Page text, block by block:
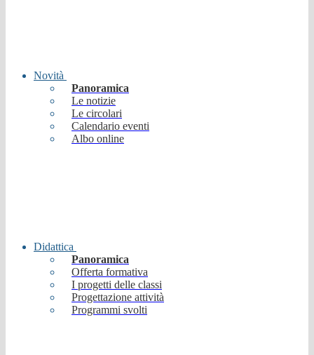
Novità
Panoramica
Le notizie
Le circolari
Calendario eventi
Albo online
Didattica
Panoramica
Offerta formativa
I progetti delle classi
Progettazione attività
Programmi svolti